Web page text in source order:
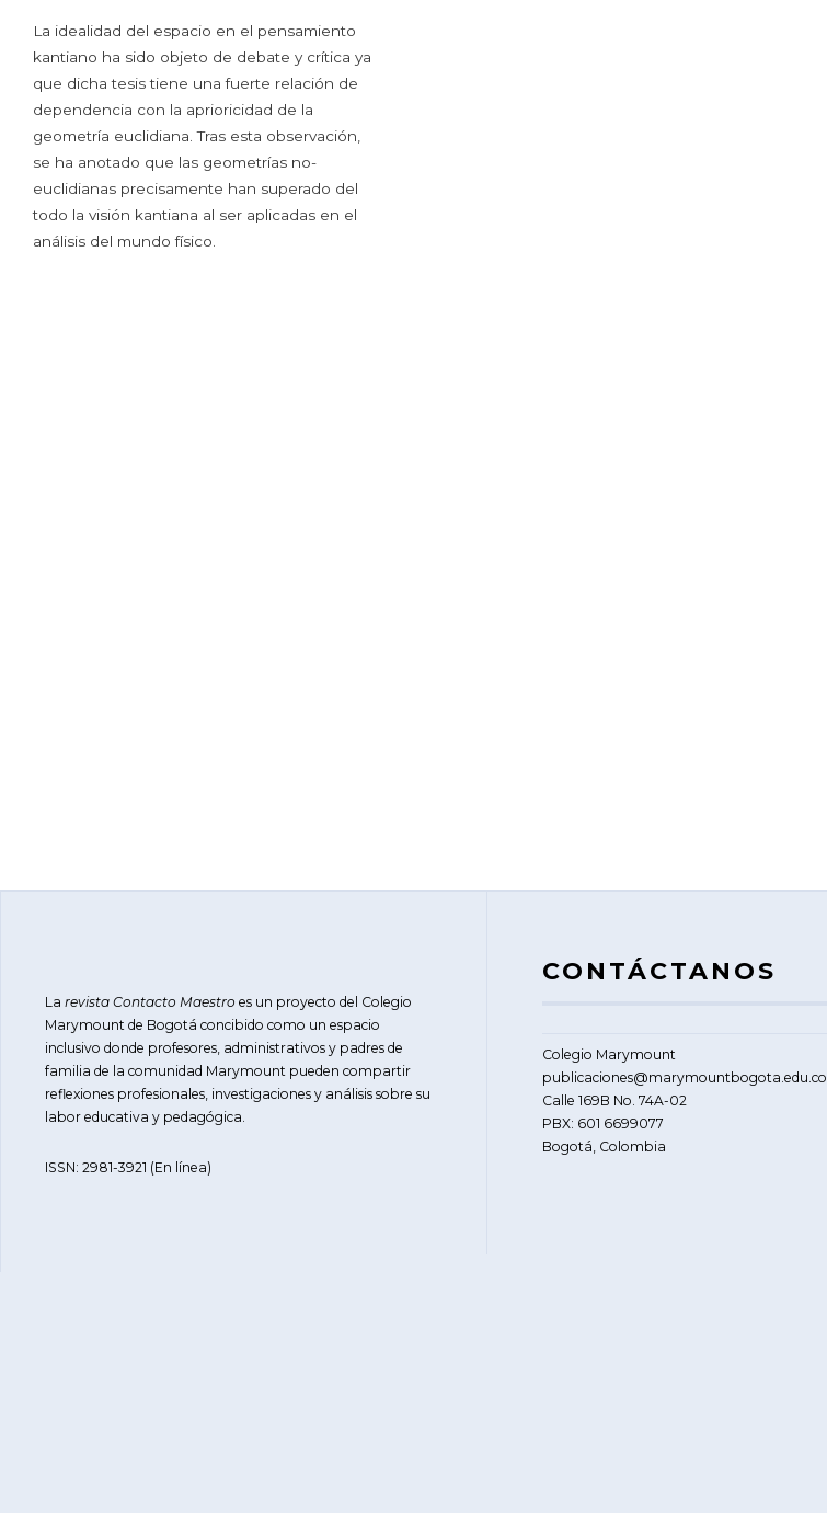
La idealidad del espacio en el pensamiento
kantiano ha sido objeto de debate y crítica ya
que dicha tesis tiene una fuerte relación de
dependencia con la aprioricidad de la
geometría euclidiana. Tras esta observación,
se ha anotado que las geometrías no-
euclidianas precisamente han superado del
todo la visión kantiana al ser aplicadas en el
análisis del mundo físico.
La revista Contacto Maestro es un proyecto del Colegio
Marymount de Bogotá concibido como un espacio
inclusivo donde profesores, administrativos y padres de
familia de la comunidad Marymount pueden compartir
reflexiones profesionales, investigaciones y análisis sobre su
labor educativa y pedagógica.
ISSN: 2981-3921 (En línea)
CONTÁCTANOS
Colegio Marymount
publicaciones@marymountbogota.edu.co
Calle 169B No. 74A-02
PBX: 601 6699077
Bogotá, Colombia